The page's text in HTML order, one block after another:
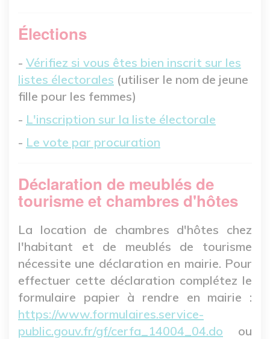
Élections
- Vérifiez si vous êtes bien inscrit sur les
listes électorales (utiliser le nom de jeune
fille pour les femmes)
- L'inscription sur la liste électorale
- Le vote par procuration
Déclaration de meublés de
tourisme et chambres d'hôtes
La location de chambres d'hôtes chez
l'habitant et de meublés de tourisme
nécessite une déclaration en mairie. Pour
effectuer cette déclaration complétez le
formulaire papier à rendre en mairie :
https://www.formulaires.service-
public.gouv.fr/gf/cerfa_14004_04.do ou